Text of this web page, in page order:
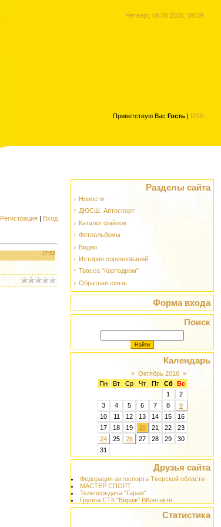
Четверг, 06.08.2026, 09:39
Приветствую Вас Гость | RSS
Регистрация | Вход
17:53
Разделы сайта
Новости
ДЮСШ. Автоспорт
Каталог файлов
Фотоальбомы
Видео
История соревнований
Трасса "Картодром"
Обратная связь
Форма входа
Поиск
Календарь
« Октябрь 2016 »
Пн
Вт Ср Чт Пт Сб
Вс
1
2
3
4 5 6 7 8
9
10
11 12 13 14 15
16
17
18 19 20 21 22
23
24
25 26 27 28 29
30
31
Друзья сайта
Федерация автоспорта Тверской области
МАСТЕР СПОРТ
Телепередача "Гараж"
Группа СТК "Вираж" ВКонтакте
Статистика